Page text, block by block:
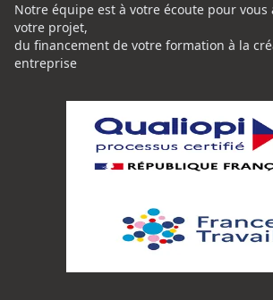
Notre équipe est à votre écoute pour vous
votre projet,
du financement de votre formation à la
entreprise